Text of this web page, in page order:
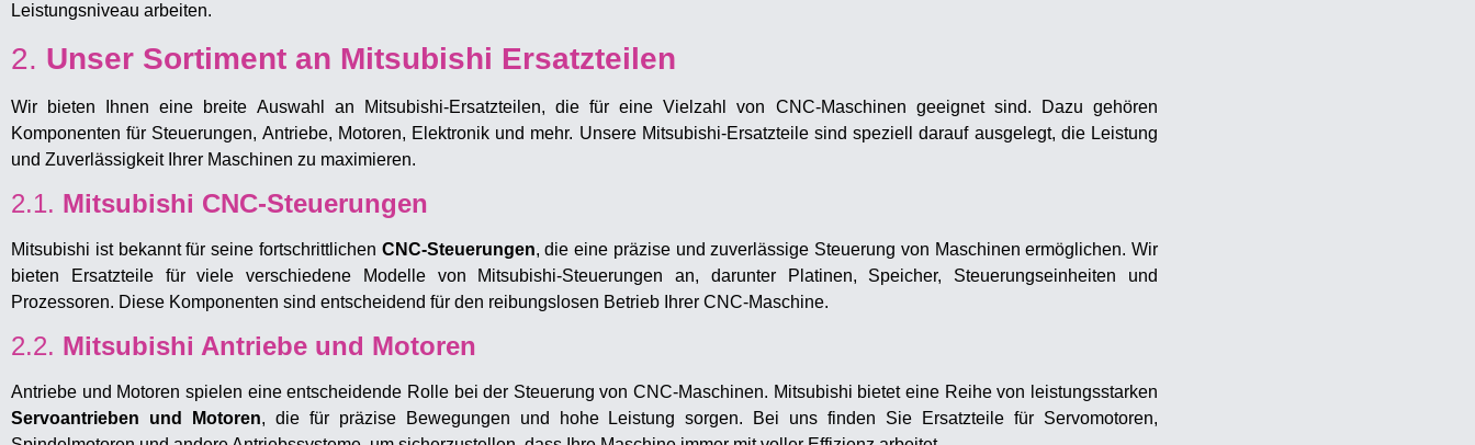
Leistungsniveau arbeiten.
2. Unser Sortiment an Mitsubishi Ersatzteilen
Wir bieten Ihnen eine breite Auswahl an Mitsubishi-Ersatzteilen, die für eine Vielzahl von CNC-Maschinen geeignet sind. Dazu gehören
Komponenten für Steuerungen, Antriebe, Motoren, Elektronik und mehr. Unsere Mitsubishi-Ersatzteile sind speziell darauf ausgelegt, die Leistung
und Zuverlässigkeit Ihrer Maschinen zu maximieren.
2.1. Mitsubishi CNC-Steuerungen
Mitsubishi ist bekannt für seine fortschrittlichen CNC-Steuerungen, die eine präzise und zuverlässige Steuerung von Maschinen ermöglichen. Wir
bieten Ersatzteile für viele verschiedene Modelle von Mitsubishi-Steuerungen an, darunter Platinen, Speicher, Steuerungseinheiten und
Prozessoren. Diese Komponenten sind entscheidend für den reibungslosen Betrieb Ihrer CNC-Maschine.
2.2. Mitsubishi Antriebe und Motoren
Antriebe und Motoren spielen eine entscheidende Rolle bei der Steuerung von CNC-Maschinen. Mitsubishi bietet eine Reihe von leistungsstarken
Servoantrieben und Motoren, die für präzise Bewegungen und hohe Leistung sorgen. Bei uns finden Sie Ersatzteile für Servomotoren,